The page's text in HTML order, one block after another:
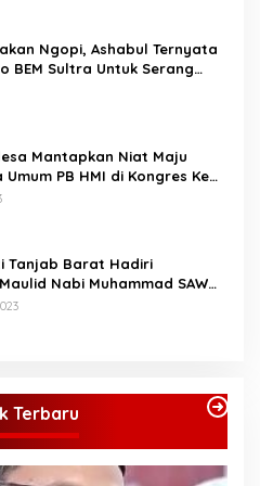
Ngopi, Ashabul Ternyata
BEM Sultra Untuk Serang
Mantapkan Niat Maju
Umum PB HMI di Kongres Ke
Tanjab Barat Hadiri
Nabi Muhammad SAW
Darul Falah Senyerang
Terbaru